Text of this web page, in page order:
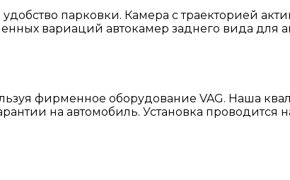
парковки. Камера с траекторией
вариаций автокамер заднего вида для
фирменное оборудование VAG. Наша
на автомобиль. Установка проводится